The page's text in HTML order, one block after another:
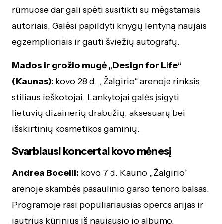
rūmuose dar gali spėti susitikti su mėgstamais
autoriais. Galėsi papildyti knygų lentyną naujais
egzemplioriais ir gauti šviežių autografų.
Mados ir grožio mugė „Design for Life“
(Kaunas): kovo 28 d. „Žalgirio“ arenoje rinksis
stiliaus ieškotojai. Lankytojai galės įsigyti
lietuvių dizainerių drabužių, aksesuarų bei
išskirtinių kosmetikos gaminių.
Svarbiausi koncertai kovo mėnesį
Andrea Bocelli: kovo 7 d. Kauno „Žalgirio“
arenoje skambės pasaulinio garso tenoro balsas.
Programoje rasi populiariausias operos arijas ir
jautrius kūrinius iš naujausio jo albumo.